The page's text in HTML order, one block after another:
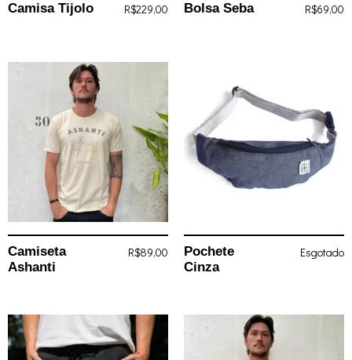
Camisa Tijolo R$229,00 Bolsa Seba R$69,00
Camiseta
Ashanti
R$89,00
Pochete
Cinza
Esgotado